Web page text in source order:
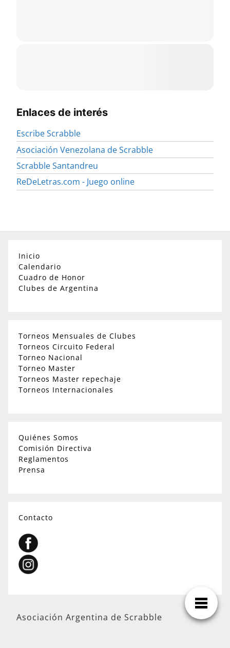
Enlaces de interés
Escribe Scrabble
Asociación Venezolana de Scrabble
Scrabble Santandreu
ReDeLetras.com - Juego online
Inicio
Calendario
Cuadro de Honor
Clubes de Argentina
Torneos Mensuales de Clubes
Torneos Circuito Federal
Torneo Nacional
Torneo Master
Torneos Master repechaje
Torneos Internacionales
Quiénes Somos
Comisión Directiva
Reglamentos
Prensa
Contacto
Asociación Argentina de Scrabble